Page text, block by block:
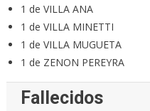
1 de VILLA ANA
1 de VILLA MINETTI
1 de VILLA MUGUETA
1 de ZENON PEREYRA
Fallecidos